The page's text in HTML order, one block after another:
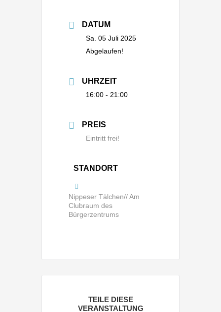
DATUM
Sa. 05 Juli 2025
Abgelaufen!
UHRZEIT
16:00 - 21:00
PREIS
Eintritt frei!
STANDORT
Nippeser Tälchen// Am
Clubraum des
Bürgerzentrums
TEILE DIESE
VERANSTALTUNG